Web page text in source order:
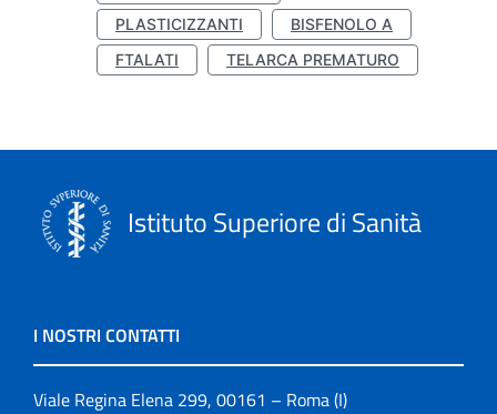
PLASTICIZZANTI
BISFENOLO A
FTALATI
TELARCA PREMATURO
Istituto Superiore di Sanità
I NOSTRI CONTATTI
Viale Regina Elena 299, 00161 – Roma (I)